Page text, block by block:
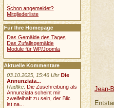
Jean-
Schon angemeldet?
Mitgliederliste
Für Ihre Homepage
Das Gemälde des Tages
Das Zufallsgemälde
Module für WP/Joomla
Aktuelle Kommentare
03.10.2025, 15:46 Uhr Die
Annunziata...
Radtke: Die Zuschreibung als
Annunziata scheint mir
zweifelhaft zu sein, der Blic
ist na...